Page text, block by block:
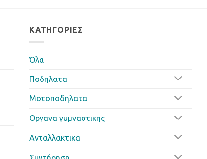
ΚΑΤΗΓΟΡΊΕΣ
Όλα
Ποδηλατα
Μοτοποδηλατα
Οργανα γυμναστικης
Ανταλλακτικα